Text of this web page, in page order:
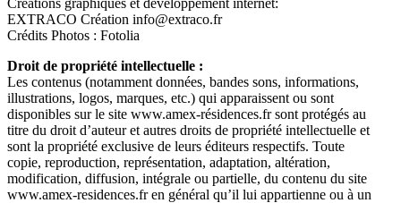
EXTRACO Création info@extraco.fr
Crédits Photos : Fotolia
Droit de propriété intellectuelle :
Les contenus (notamment données, bandes sons, informations,
illustrations, logos, marques, etc.) qui apparaissent ou sont
disponibles sur le site www.amex-résidences.fr sont protégés au
titre du droit d’auteur et autres droits de propriété intellectuelle et
sont la propriété exclusive de leurs éditeurs respectifs. Toute
copie, reproduction, représentation, adaptation, altération,
modification, diffusion, intégrale ou partielle, du contenu du site
www.amex-residences.fr en général qu’il lui appartienne ou à un